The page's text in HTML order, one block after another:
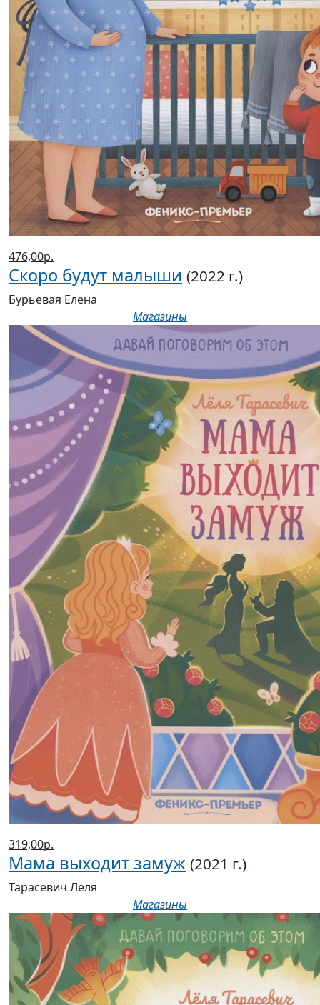
476,00р.
Скоро будут малыши (2022 г.)
Бурьевая Елена
Магазины
319,00р.
Мама выходит замуж (2021 г.)
Тарасевич Леля
Магазины